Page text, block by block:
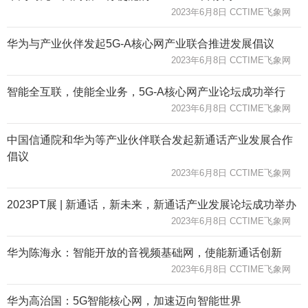
2023年6月8日 CCTIME飞象网
华为与产业伙伴发起5G-A核心网产业联合推进发展倡议
2023年6月8日 CCTIME飞象网
智能全互联，使能全业务，5G-A核心网产业论坛成功举行
2023年6月8日 CCTIME飞象网
中国信通院和华为等产业伙伴联合发起新通话产业发展合作
倡议
2023年6月8日 CCTIME飞象网
2023PT展 | 新通话，新未来，新通话产业发展论坛成功举办
2023年6月8日 CCTIME飞象网
华为陈海永：智能开放的音视频基础网，使能新通话创新
2023年6月8日 CCTIME飞象网
华为高治国：5G智能核心网，加速迈向智能世界